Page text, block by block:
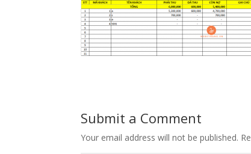
Submit a Comment
Your email address will not be published.